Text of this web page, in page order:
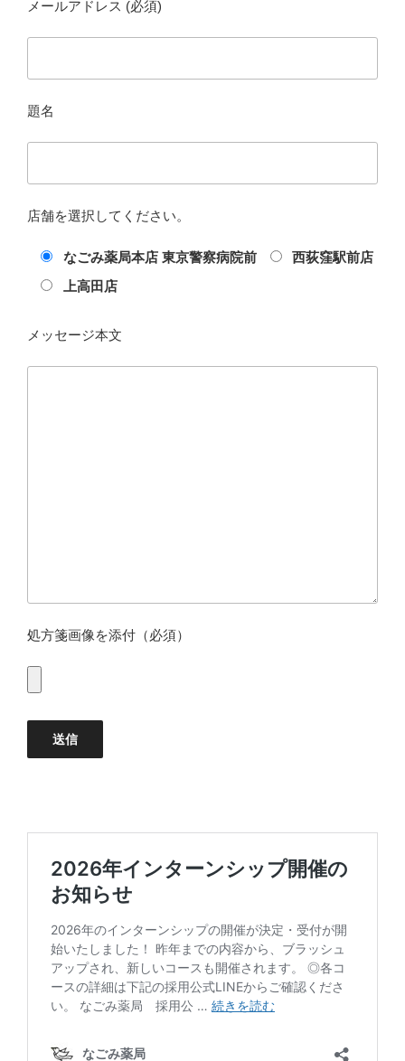
メールアドレス (必須)
題名
店舗を選択してください。
なごみ薬局本店 東京警察病院前
西荻窪駅前店
上高田店
メッセージ本文
処方箋画像を添付（必須）